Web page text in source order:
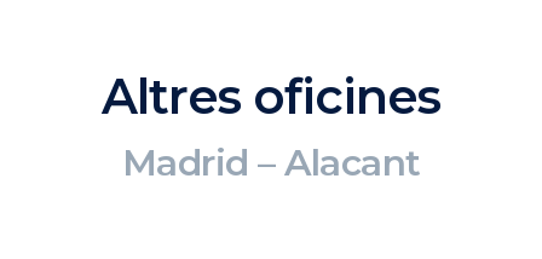
Altres oficines
Madrid – Alacant